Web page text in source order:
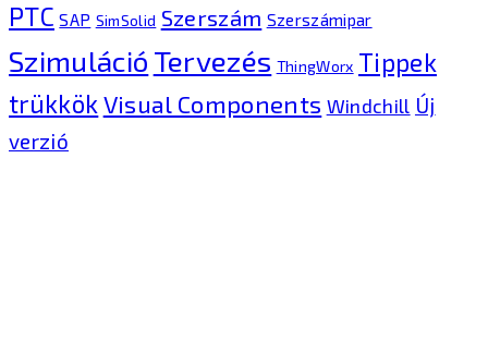
PTC SAP SimSolid Szerszám Szerszámipar
Szimuláció Tervezés ThingWorx Tippek
trükkök Visual Components Windchill Új
verzió